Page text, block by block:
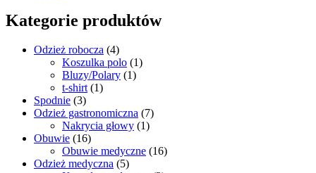
Kategorie produktów
Odzież robocza (4)
Koszulka polo (1)
Bluzy/Polary (1)
t-shirt (1)
Spodnie (3)
Odzież gastronomiczna (7)
Nakrycia głowy (1)
Obuwie (16)
Obuwie medyczne (16)
Odzież medyczna (5)